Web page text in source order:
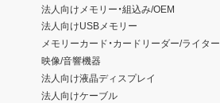
法人向けメモリー・組込み/OEM
法人向けUSBメモリー
メモリーカード・カードリーダー/ライター
映像/音響機器
法人向け液晶ディスプレイ
法人向けケーブル